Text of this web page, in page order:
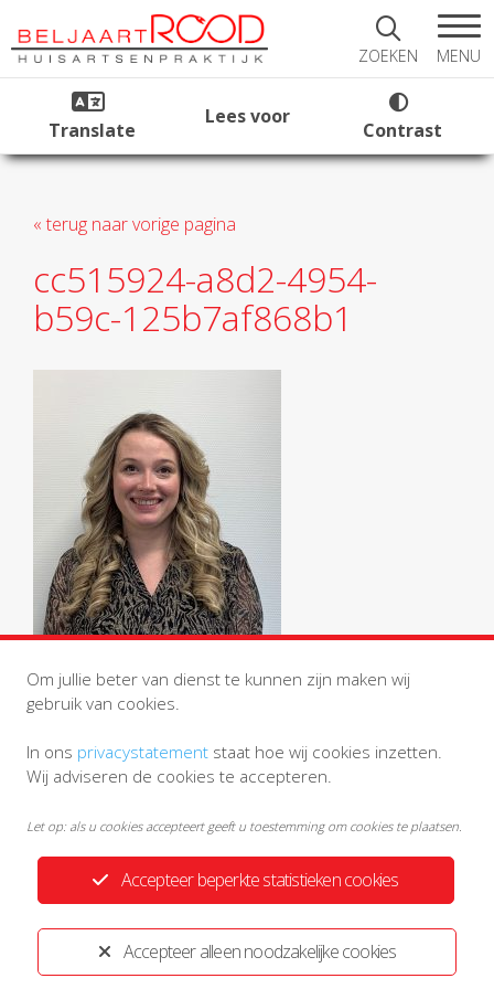
ZOEKEN MENU
Translate
Lees voor
Contrast
« terug naar vorige pagina
cc515924-a8d2-4954-
b59c-125b7af868b1
Privacystatement Disclaimer
Ontwikkeld door:Yardzorgsites.nl
Accepteer alleen noodzakelijke cookies
Accepteer beperkte statistieken cookies
Om jullie beter van dienst te kunnen zijn maken wij
gebruik van cookies.
In ons privacystatement staat hoe wij cookies inzetten.
Wij adviseren de cookies te accepteren.
Let op: als u cookies accepteert geeft u toestemming om cookies te plaatsen.